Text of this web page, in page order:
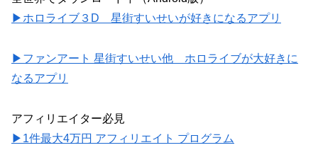
▶ホロライブ３D 星街すいせいが好きになるアプリ
▶ファンアート 星街すいせい他 ホロライブが大好きに
なるアプリ
アフィリエイター必見
▶1件最大4万円 アフィリエイト プログラム